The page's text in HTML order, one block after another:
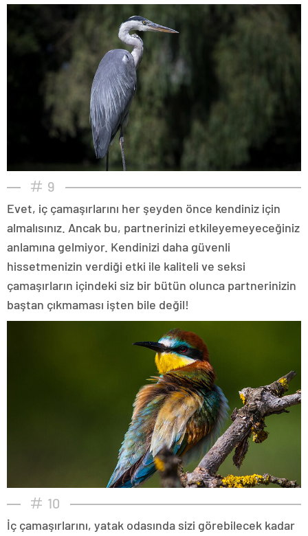
9
Evet, iç çamaşırlarını her şeyden önce kendiniz için
almalısınız. Ancak bu, partnerinizi etkileyemeyeceğiniz
anlamına gelmiyor. Kendinizi daha güvenli
hissetmenizin verdiği etki ile kaliteli ve seksi
çamaşırların içindeki siz bir bütün olunca partnerinizin
baştan çıkmaması işten bile değil!
10
İç çamaşırlarını, yatak odasında sizi görebilecek kadar